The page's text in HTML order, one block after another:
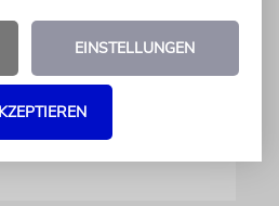
mit jüdischem
wird für seine enge
Insel und sein
kulturelles Erbe geehrt
EINSTELLUNGEN